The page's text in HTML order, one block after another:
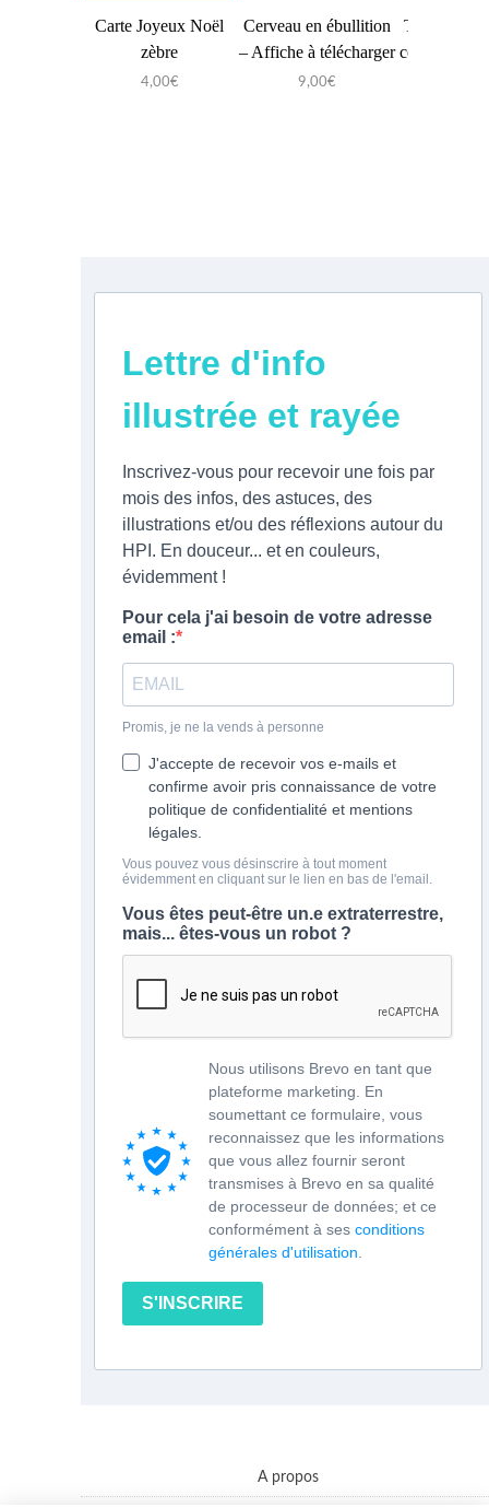
Carte Joyeux Noël
zèbre
4,00€
Cerveau en ébullition
– Affiche à télécharger
9,00€
Tu ne peux
comme tout
Lettre d'info
illustrée et rayée
Inscrivez-vous pour recevoir une fois par
mois des infos, des astuces, des
illustrations et/ou des réflexions autour du
HPI. En douceur... et en couleurs,
évidemment !
Pour cela j'ai besoin de votre adresse
email :
Promis, je ne la vends à personne
J'accepte de recevoir vos e-mails et
confirme avoir pris connaissance de votre
politique de confidentialité et mentions
légales.
Vous pouvez vous désinscrire à tout moment
évidemment en cliquant sur le lien en bas de l'email.
Vous êtes peut-être un.e extraterrestre,
mais... êtes-vous un robot ?
Nous utilisons Brevo en tant que
plateforme marketing. En
soumettant ce formulaire, vous
reconnaissez que les informations
que vous allez fournir seront
transmises à Brevo en sa qualité
de processeur de données; et ce
conformément à ses conditions
générales d'utilisation
S'INSCRIRE
A propos